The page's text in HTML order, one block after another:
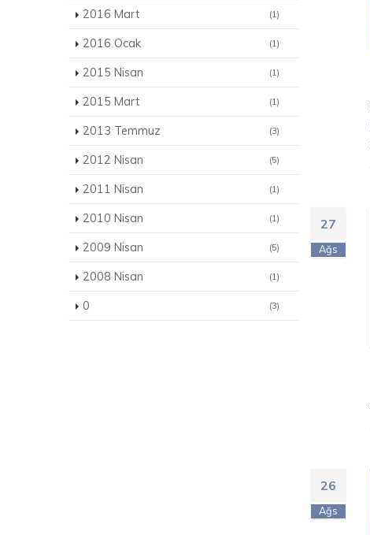
2016 Mart (1)
2016 Ocak (1)
2015 Nisan (1)
2015 Mart (1)
2013 Temmuz (3)
2012 Nisan (5)
2011 Nisan (1)
2010 Nisan (1)
2009 Nisan (5)
2008 Nisan (1)
0 (3)
27
Ağs
26
Ağs